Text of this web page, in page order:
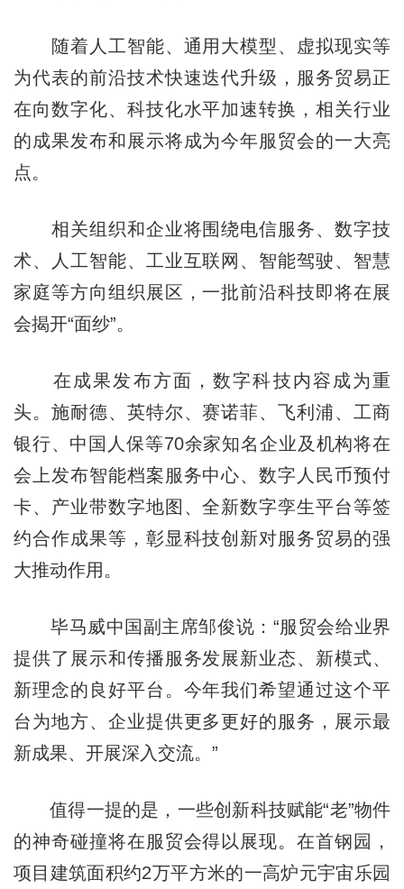
随着人工智能、通用大模型、虚拟现实等
为代表的前沿技术快速迭代升级，服务贸易正
在向数字化、科技化水平加速转换，相关行业
的成果发布和展示将成为今年服贸会的一大亮
点。
相关组织和企业将围绕电信服务、数字技
术、人工智能、工业互联网、智能驾驶、智慧
家庭等方向组织展区，一批前沿科技即将在展
会揭开“面纱”。
在成果发布方面，数字科技内容成为重
头。施耐德、英特尔、赛诺菲、飞利浦、工商
银行、中国人保等70余家知名企业及机构将在
会上发布智能档案服务中心、数字人民币预付
卡、产业带数字地图、全新数字孪生平台等签
约合作成果等，彰显科技创新对服务贸易的强
大推动作用。
毕马威中国副主席邹俊说：“服贸会给业界
提供了展示和传播服务发展新业态、新模式、
新理念的良好平台。今年我们希望通过这个平
台为地方、企业提供更多更好的服务，展示最
新成果、开展深入交流。”
值得一提的是，一些创新科技赋能“老”物件
的神奇碰撞将在服贸会得以展现。在首钢园，
项目建筑面积约2万平方米的一高炉元宇宙乐园